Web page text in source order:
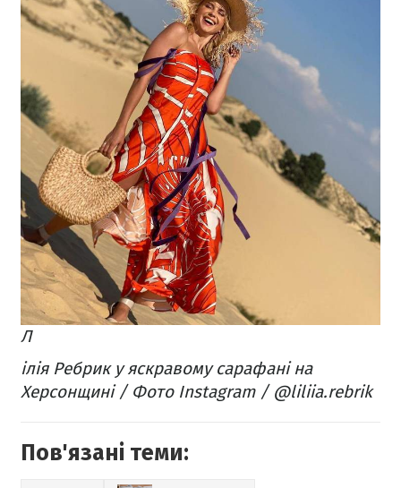
Л
ілія Ребрик у яскравому сарафані на
Херсонщині / Фото Instagram / @liliia.rebrik
Пов'язані теми: